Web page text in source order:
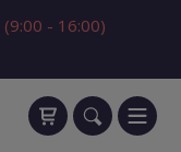
(9:00 - 16:00)